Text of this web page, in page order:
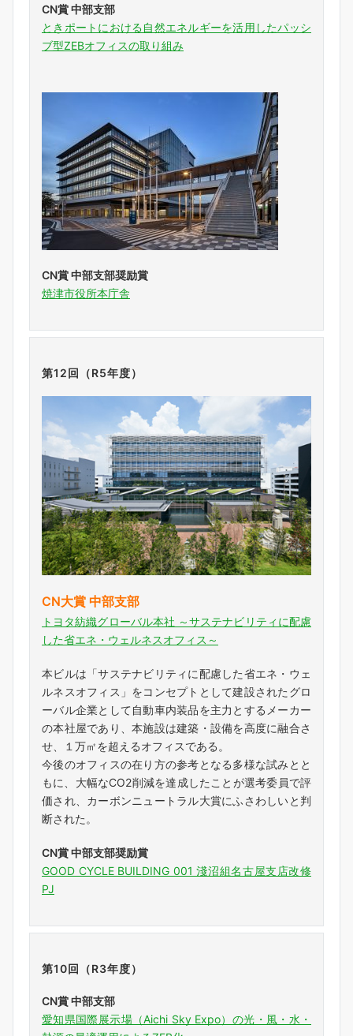
CN賞 中部支部
ときポートにおける自然エネルギーを活用したパッシ
ブ型ZEBオフィスの取り組み
CN賞 中部支部奨励賞
焼津市役所本庁舎
第12回（R5年度）
CN大賞 中部支部
トヨタ紡織グローバル本社 ～サステナビリティに配慮
した省エネ・ウェルネスオフィス～
本ビルは「サステナビリティに配慮した省エネ・ウェ
ルネスオフィス」をコンセプトとして建設されたグロ
ーバル企業として自動車内装品を主力とするメーカー
の本社屋であり、本施設は建築・設備を高度に融合さ
せ、１万㎡を超えるオフィスである。
今後のオフィスの在り方の参考となる多様な試みとと
もに、大幅なCO2削減を達成したことが選考委員で評
価され、カーボンニュートラル大賞にふさわしいと判
断された。
CN賞 中部支部奨励賞
GOOD CYCLE BUILDING 001 淺沼組名古屋支店改修
PJ
第10回（R3年度）
CN賞 中部支部
愛知県国際展示場（Aichi Sky Expo）の光・風・水・